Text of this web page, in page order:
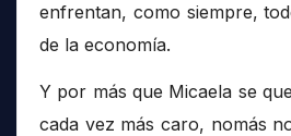
enfrentan, como siempre,
de la economía.
Y por más que Micaela se
cada vez más caro, nomás